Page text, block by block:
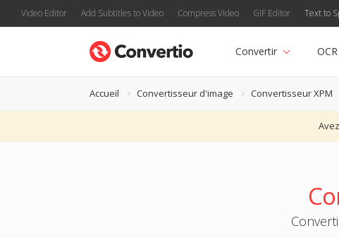
Video Editor Add Subtitles to Video Compress Video GIF Editor Text to
Convertir OCR
Accueil Convertisseur d'image Convertisseur XPM